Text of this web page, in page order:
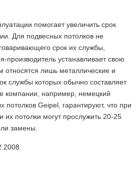
помогает увеличить срок
Для подвесных потолков не
срок их службы,
производитель устанавливает свою
относятся лишь металлические и
службы которых обычно составляет
компании, например, немецкий
потолков Geipel, гарантируют, что при
их потолки могут прослужить 20-25
замены.